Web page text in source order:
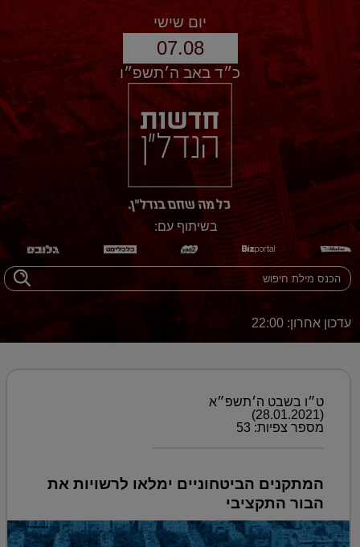
יום שישי
07.08
כ״ד באב ה׳תשפ״ו
בשיתוף עם:
עדכון אחרון: 22:00
ט״ו בשבט ה׳תשפ״א
(28.01.2021)
מספר צפיות: 53
המתקנים הביטחוניים ימלאו לרשויות את
הבור התקציבי